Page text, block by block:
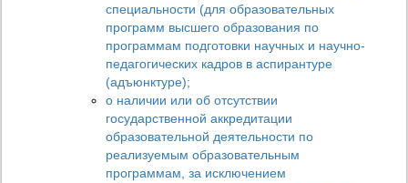
специальности (для образовательных
программ высшего образования по
программам подготовки научных и научно-
педагогических кадров в аспирантуре
(адъюнктуре);
о наличии или об отсутствии
государственной аккредитации
образовательной деятельности по
реализуемым образовательным
программам, за исключением